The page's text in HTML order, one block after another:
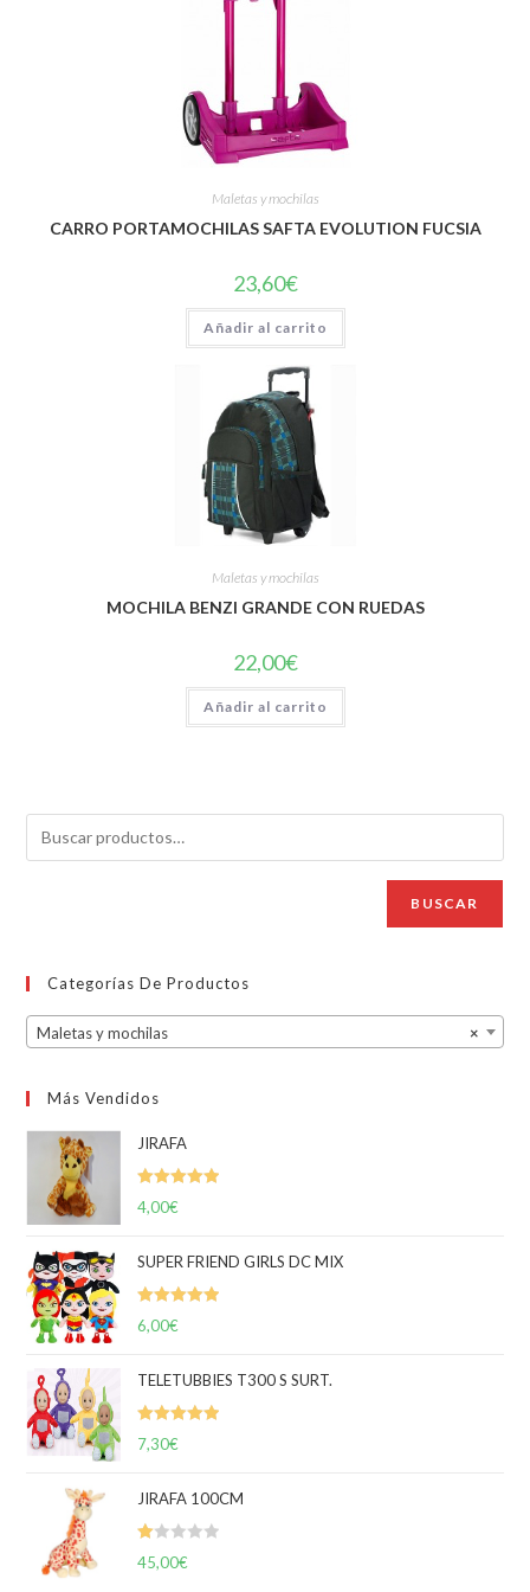
Maletas y mochilas
CARRO PORTAMOCHILAS SAFTA EVOLUTION FUCSIA
23,60€
Añadir al carrito
Maletas y mochilas
MOCHILA BENZI GRANDE CON RUEDAS
22,00€
Añadir al carrito
BUSCAR
Categorías De Productos
×
Maletas y mochilas
Más Vendidos
JIRAFA
Valorado
4,00€
SUPER FRIEND GIRLS DC MIX
Valorado
6,00€
TELETUBBIES T300 S SURT.
Valorado
7,30€
JIRAFA 100CM
V
45,00€